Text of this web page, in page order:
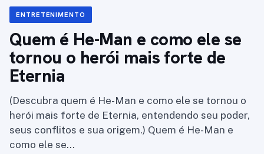
ENTRETENIMENTO
Quem é He-Man e como ele se
tornou o herói mais forte de
Eternia
(Descubra quem é He-Man e como ele se tornou o
herói mais forte de Eternia, entendendo seu poder,
seus conflitos e sua origem.) Quem é He-Man e
como ele se…